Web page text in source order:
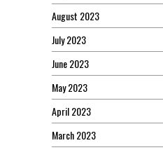
August 2023
July 2023
June 2023
May 2023
April 2023
March 2023